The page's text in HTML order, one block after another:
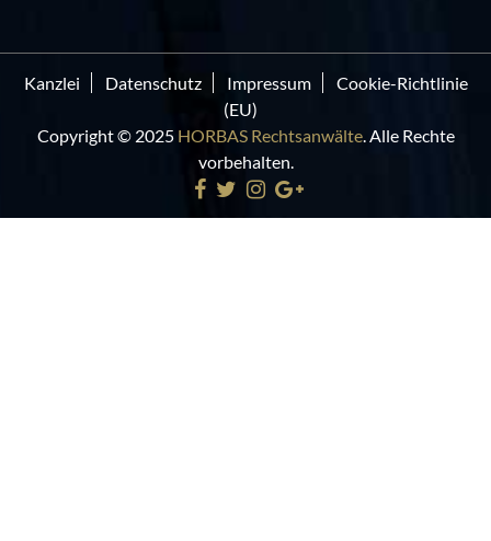
Kanzlei Datenschutz Impressum
Cookie-Richtlinie
(EU)
Copyright © 2025 HORBAS Rechtsanwälte. Alle Rechte
vorbehalten.